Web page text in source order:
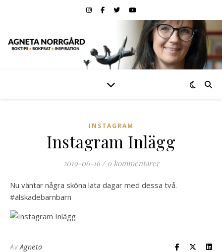
INSTAGRAM
Instagram Inlägg
2019-06-16 / 0 kommentarer
Nu väntar några sköna lata dagar med dessa två.
#älskadebarnbarn
AvAgneta